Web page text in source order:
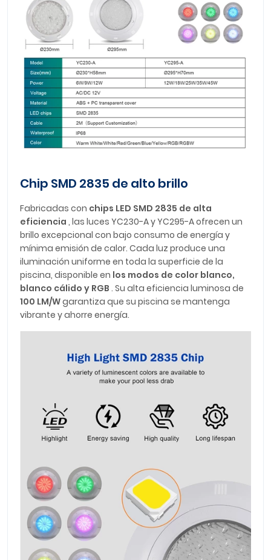
Chip SMD 2835 de alto brillo
Fabricadas con chips LED SMD 2835 de alta
eficiencia , las luces YC230-A y YC295-A ofrecen un
brillo excepcional con bajo consumo de energía y
mínima emisión de calor. Cada luz produce una
iluminación uniforme en toda la superficie de la
piscina, disponible en los modos de color blanco,
blanco cálido y RGB . Su alta eficiencia luminosa de
100 LM/Wgarantiza que su piscina se mantenga
vibrante y ahorre energía.